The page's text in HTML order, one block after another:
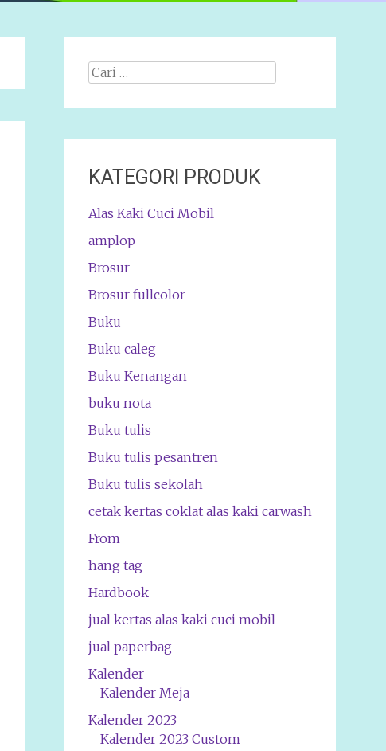
Cari
KATEGORI PRODUK
Alas Kaki Cuci Mobil
amplop
Brosur
Brosur fullcolor
Buku
Buku caleg
Buku Kenangan
buku nota
Buku tulis
Buku tulis pesantren
Buku tulis sekolah
cetak kertas coklat alas kaki carwash
From
hang tag
Hardbook
jual kertas alas kaki cuci mobil
jual paperbag
Kalender
Kalender Meja
Kalender 2023
Kalender 2023 Custom